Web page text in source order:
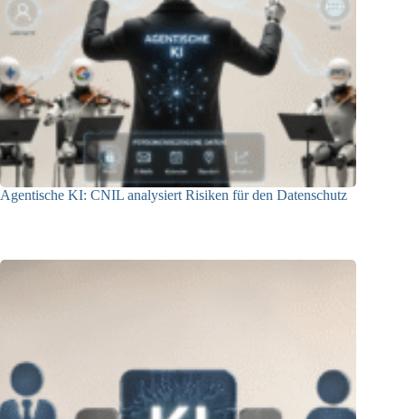
Agentische KI: CNIL analysiert Risiken für den Datenschutz